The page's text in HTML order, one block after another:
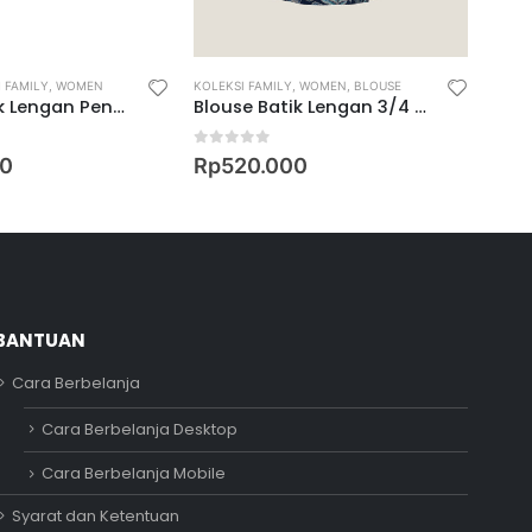
FAMILY WOMEN
Blouse Batik Lengan Pendek Motif Keris Ron Rahayu
KOLEKSI FAMILY ,WOMEN BLOUSE
Blouse Batik Lengan 3/4 Motif Keris Puspita Asmara
out of 5
Rp520.000
Cara Berbelanja
Cara Berbelanja Desktop
Cara Berbelanja Mobile
Syarat dan Ketentuan
Adipati
Online